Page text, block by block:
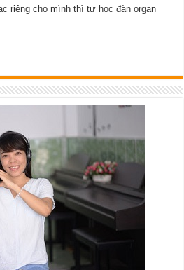
riêng cho mình thì tự học đàn organ